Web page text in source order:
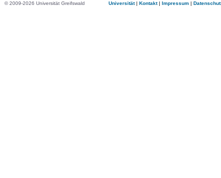
© 2009-2026 Universität Greifswald Universität| Kontakt| Impressum |